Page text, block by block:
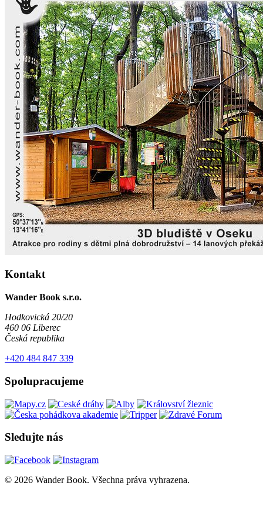
Kontakt
Wander Book s.r.o.
Hodkovická 20/20
460 06 Liberec
Česká republika
+420 484 847 339
Spolupracujeme
Sledujte nás
© 2026 Wander Book. Všechna práva vyhrazena.